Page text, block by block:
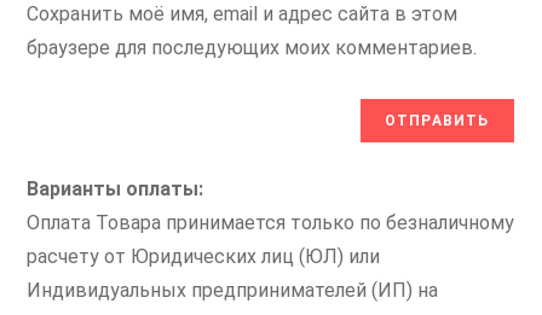
Сохранить моё имя, email и адрес сайта в этом
браузере для последующих моих комментариев.
Варианты оплаты:
Оплата Товара принимается только по безналичному
расчету от Юридических лиц (ЮЛ) или
Индивидуальных предпринимателей (ИП) на